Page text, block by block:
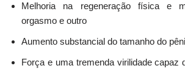
Melhoria na regeneração física e
orgasmo e outro
Aumento substancial do tamanho do
Força e uma tremenda virilidade capaz